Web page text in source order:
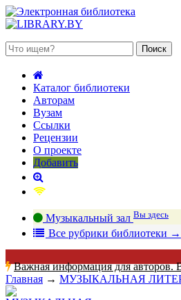
Каталог библиотеки
Авторам
Вузам
Ссылки
Рецензии
О проекте
Добавить
Музыкальный зал Вы здесь
Все рубрики библиотеки →
Важная информация для авторов.
Главная → МУЗЫКАЛЬНАЯ